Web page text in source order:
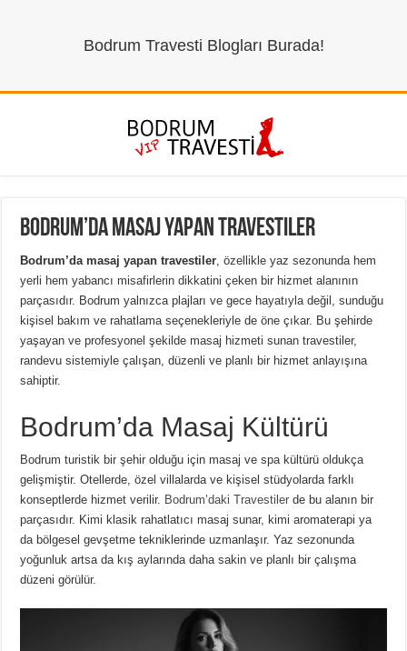
Bodrum Travesti Blogları Burada!
Bodrum’da Masaj Yapan Travestiler
Bodrum’da masaj yapan travestiler , özellikle yaz sezonunda hem
yerli hem yabancı misafirlerin dikkatini çeken bir hizmet alanının
parçasıdır. Bodrum yalnızca plajları ve gece hayatıyla değil, sunduğu
kişisel bakım ve rahatlama seçenekleriyle de öne çıkar. Bu şehirde
yaşayan ve profesyonel şekilde masaj hizmeti sunan travestiler,
randevu sistemiyle çalışan, düzenli ve planlı bir hizmet anlayışına
sahiptir.
Bodrum’da Masaj Kültürü
Bodrum turistik bir şehir olduğu için masaj ve spa kültürü oldukça
gelişmiştir. Otellerde, özel villalarda ve kişisel stüdyolarda farklı
konseptlerde hizmet verilir. Bodrum’daki Travestiler de bu alanın bir
parçasıdır. Kimi klasik rahatlatıcı masaj sunar, kimi aromaterapi ya
da bölgesel gevşetme tekniklerinde uzmanlaşır. Yaz sezonunda
yoğunluk artsa da kış aylarında daha sakin ve planlı bir çalışma
düzeni görülür.